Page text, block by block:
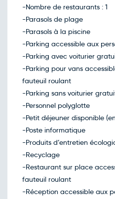
-Nombre de restaurants : 1
-Parasols de plage
-Parasols à la piscine
-Parking accessible aux
-Parking avec voiturier
-Parking pour vans
fauteuil roulant
-Parking sans voiturier
-Personnel polyglotte
-Petit déjeuner disponible
-Poste informatique
-Produits d’entretien
-Recyclage
-Restaurant sur place
fauteuil roulant
-Réception accessible aux